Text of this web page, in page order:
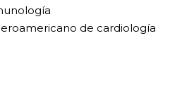
de cardiología